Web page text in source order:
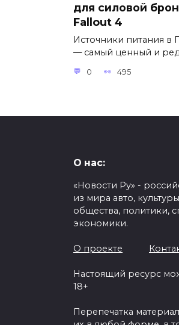
для силовой
Fallout 4
Источники питания в
— самый ценный и
0 495
О нас:
«Новости Ру» -
из мира авто,
общества, политики,
экономики.
О проекте
Настоящий ресурс
18+
Перепечатка